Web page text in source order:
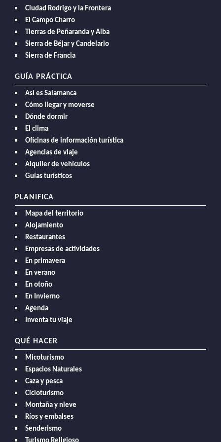
LA
NAVEGACIÓN
Ciudad Rodrigo y la Frontera
El Campo Charro
Tierras de Peñaranda y Alba
Sierra de Béjar y Candelario
Sierra de Francia
GUÍA PRÁCTICA
Así es Salamanca
Cómo llegar y moverse
Dónde dormir
El clima
Oficinas de información turística
Agencias de viaje
Alquiler de vehículos
Guías turísticos
PLANIFICA
Mapa del territorio
Alojamiento
Restaurantes
Empresas de actividades
En primavera
En verano
En otoño
En Invierno
Agenda
Inventa tu viaje
QUÉ HACER
Micoturismo
Espacios Naturales
Caza y pesca
Cicloturismo
Montaña y nieve
Ríos y embalses
Senderismo